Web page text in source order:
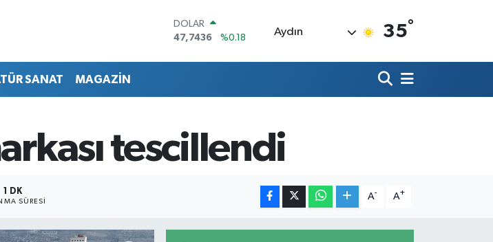
DOLAR
47,7436
%0.18
BİST100
13.779
%-14
BITCOIN
Aydın 35°
SANAT MAGAZİN
tescillendi
1 DK
SÜRESI
A- A+